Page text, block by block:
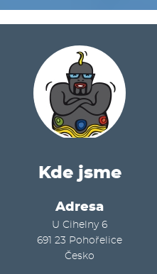
Kde jsme
Adresa
U Cihelny 6
691 23 Pohořelice
Česko